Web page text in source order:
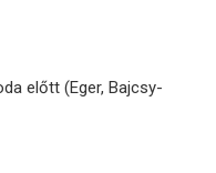
előtt (Eger, Bajcsy-